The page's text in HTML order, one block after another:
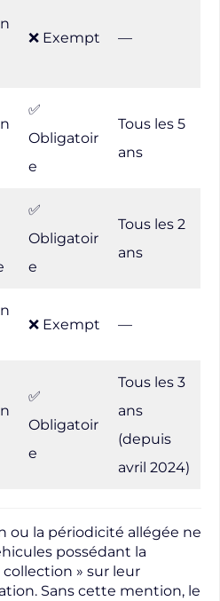
❌ Exempt —
✅
Obligatoir
e
Tous les 5
ans
✅
Obligatoir
e
Tous les 2
ans
❌ Exempt —
✅
Obligatoir
e
Tous les 3
ans
(depuis
avril 2024)
ou la périodicité allégée ne
possédant la
» sur leur
Sans cette mention, le